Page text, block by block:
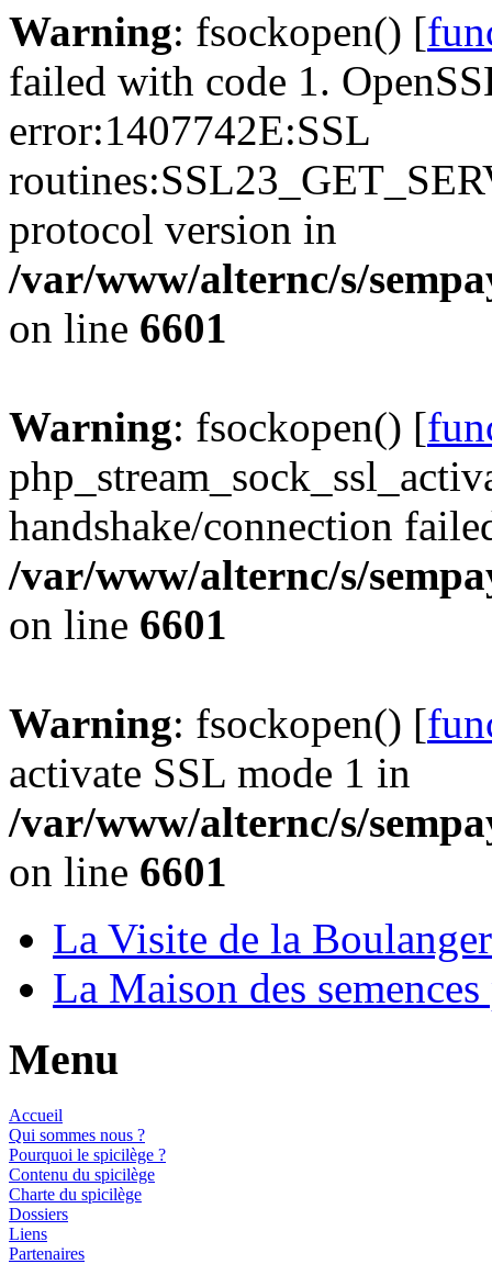
Warning: fsockopen() [
failed with code 1.
error:1407742E:SSL
protocol version in
/var/www/alternc/s/
on line 6601
Warning: fsockopen() [
handshake/connection
/var/www/alternc/s/
on line 6601
Warning: fsockopen() [
activate SSL mode 1 in
/var/www/alternc/s/
on line 6601
La Visite de la
La Maison des
Menu
Accueil
Qui sommes nous ?
Pourquoi le spicilège ?
Contenu du spicilège
Charte du spicilège
Dossiers
Liens
Partenaires